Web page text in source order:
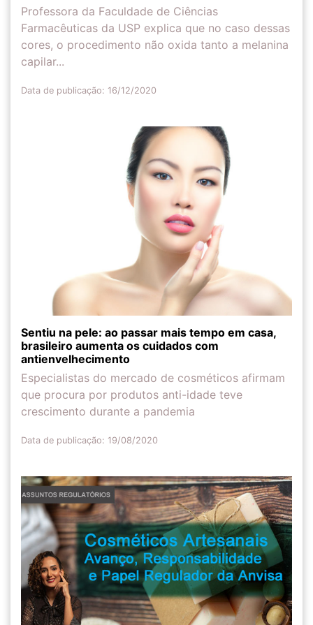
Professora da Faculdade de Ciências
Farmacêuticas da USP explica que no caso dessas
cores, o procedimento não oxida tanto a melanina
capilar...
Data de publicação: 16/12/2020
Sentiu na pele: ao passar mais tempo em casa,
brasileiro aumenta os cuidados com
antienvelhecimento
Especialistas do mercado de cosméticos afirmam
que procura por produtos anti-idade teve
crescimento durante a pandemia
Data de publicação: 19/08/2020